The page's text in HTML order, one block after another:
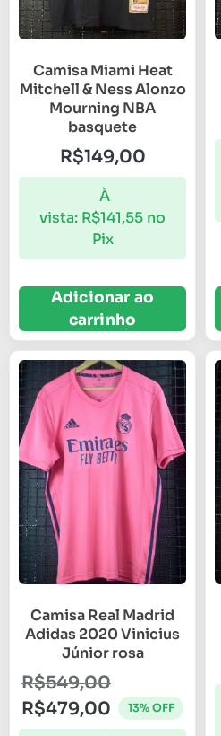
Camisa Miami Heat
Mitchell & Ness Alonzo
Mourning NBA
basquete
R$149,00
À
vista: R$141,55 no
Pix
Adicionar ao
carrinho
Camisa Real Madrid
Adidas 2020 Vinicius
Júnior rosa
R$549,00
R$479,00 13% OFF